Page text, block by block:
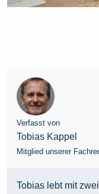
Verfasst von
Tobias Kappel
Mitglied unserer
Tobias lebt mit